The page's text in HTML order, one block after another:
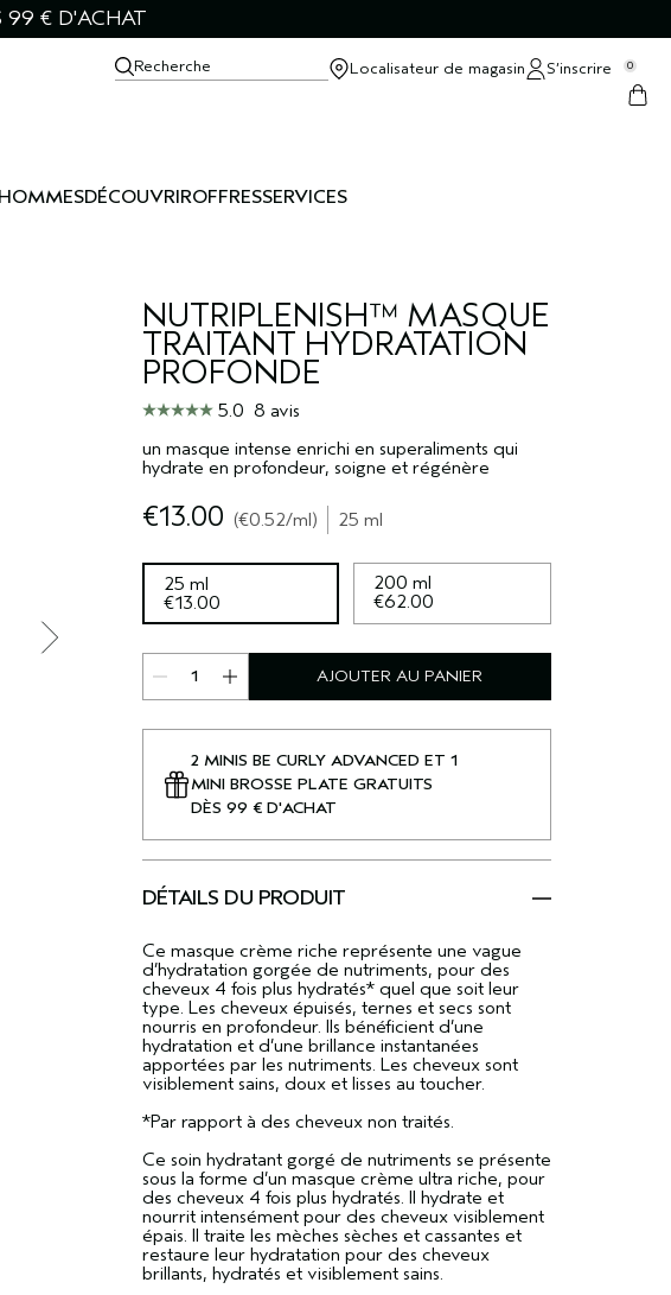
99 € D'ACHAT
Recherche Localisateur de magasin S’inscrire 0
HOMMESDÉCOUVRIROFFRESSERVICES
NUTRIPLENISH™ MASQUE
TRAITANT HYDRATATION
PROFONDE
5.0 8 avis
un masque intense enrichi en superaliments qui
hydrate en profondeur, soigne et régénère
€13.00 €0.52/ml 25 ml
25 ml
€13.00
200 ml
€62.00
AJOUTER AU PANIER
2 MINIS BE CURLY ADVANCED ET 1
MINI BROSSE PLATE GRATUITS
DÈS 99 € D'ACHAT
DÉTAILS DU PRODUIT
Ce masque crème riche représente une vague
d’hydratation gorgée de nutriments, pour des
cheveux 4 fois plus hydratés* quel que soit leur
type. Les cheveux épuisés, ternes et secs sont
nourris en profondeur. Ils bénéficient d’une
hydratation et d’une brillance instantanées
apportées par les nutriments. Les cheveux sont
visiblement sains, doux et lisses au toucher.
*Par rapport à des cheveux non traités.
Ce soin hydratant gorgé de nutriments se présente
sous la forme d’un masque crème ultra riche, pour
des cheveux 4 fois plus hydratés. Il hydrate et
nourrit intensément pour des cheveux visiblement
épais. Il traite les mèches sèches et cassantes et
restaure leur hydratation pour des cheveux
brillants, hydratés et visiblement sains.